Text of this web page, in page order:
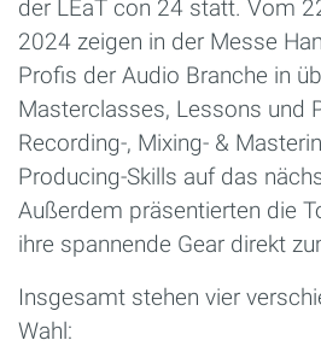
der LEaT con 24 statt. Vom
2024 zeigen in der Messe
Profis der Audio Branche in
Masterclasses, Lessons und
Recording-, Mixing- &
Producing-Skills auf das
Außerdem präsentierten die
ihre spannende Gear direkt
Insgesamt stehen vier
Wahl: